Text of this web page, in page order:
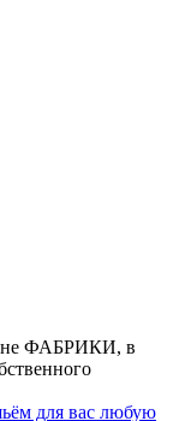
ФАБРИКИ, в
для вас любую